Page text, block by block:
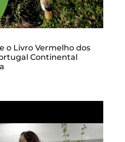
o Livro Vermelho dos
Continental